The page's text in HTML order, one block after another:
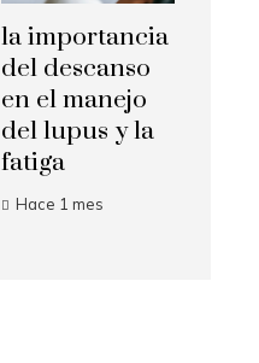
la importancia
del descanso
en el manejo
del lupus y la
fatiga
Hace 1 mes